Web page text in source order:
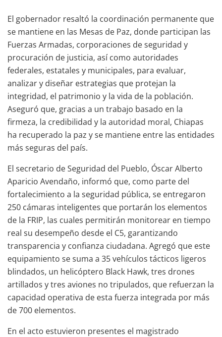
El gobernador resaltó la coordinación permanente que
se mantiene en las Mesas de Paz, donde participan las
Fuerzas Armadas, corporaciones de seguridad y
procuración de justicia, así como autoridades
federales, estatales y municipales, para evaluar,
analizar y diseñar estrategias que protejan la
integridad, el patrimonio y la vida de la población.
Aseguró que, gracias a un trabajo basado en la
firmeza, la credibilidad y la autoridad moral, Chiapas
ha recuperado la paz y se mantiene entre las entidades
más seguras del país.
El secretario de Seguridad del Pueblo, Óscar Alberto
Aparicio Avendaño, informó que, como parte del
fortalecimiento a la seguridad pública, se entregaron
250 cámaras inteligentes que portarán los elementos
de la FRIP, las cuales permitirán monitorear en tiempo
real su desempeño desde el C5, garantizando
transparencia y confianza ciudadana. Agregó que este
equipamiento se suma a 35 vehículos tácticos ligeros
blindados, un helicóptero Black Hawk, tres drones
artillados y tres aviones no tripulados, que refuerzan la
capacidad operativa de esta fuerza integrada por más
de 700 elementos.
En el acto estuvieron presentes el magistrado